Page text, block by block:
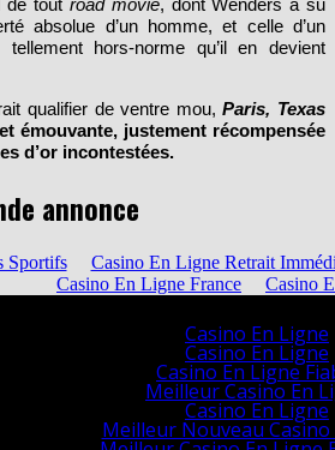
de toutroad movie, dont Wenders a su
absolue d’un homme, et celle d’un
hors-norme qu’il en devient
qualifier de ventre mou,Paris, Texas
émouvante, justement récompensée
d’or incontestées.
annonce